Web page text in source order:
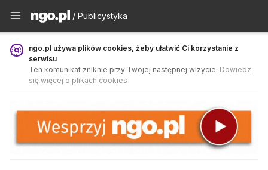
Publicystyka - ngo.pl
/ Publicystyka
ngo.pl używa plików cookies, żeby ułatwić Ci korzystanie z
serwisu
Ten komunikat zniknie przy Twojej następnej wizycie. Dowiedz
się więcej o plikach cookies